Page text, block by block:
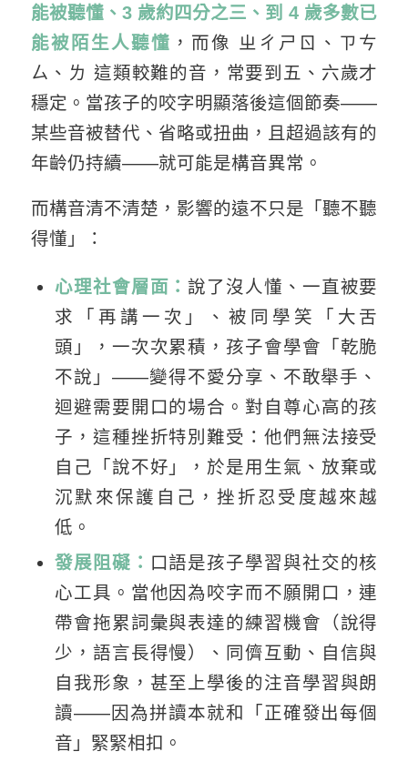
能被聽懂、3 歲約四分之三、到 4 歲多數已
能被陌生人聽懂 ，而像 ㄓㄔㄕㄖ、ㄗㄘ
ㄙ、ㄌ 這類較難的音，常要到五、六歲才
穩定。當孩子的咬字明顯落後這個節奏——
某些音被替代、省略或扭曲，且超過該有的
年齡仍持續——就可能是構音異常。
而構音清不清楚，影響的遠不只是「聽不聽
得懂」：
心理社會層面：說了沒人懂、一直被要
求「再講一次」、被同學笑「大舌
頭」，一次次累積，孩子會學會「乾脆
不說」——變得不愛分享、不敢舉手、
迴避需要開口的場合。對自尊心高的孩
子，這種挫折特別難受：他們無法接受
自己「說不好」，於是用生氣、放棄或
沉默來保護自己，挫折忍受度越來越
低。
發展阻礙： 口語是孩子學習與社交的核
心工具。當他因為咬字而不願開口，連
帶會拖累詞彙與表達的練習機會（說得
少，語言長得慢）、同儕互動、自信與
自我形象，甚至上學後的注音學習與朗
讀——因為拼讀本就和「正確發出每個
音」緊緊相扣。